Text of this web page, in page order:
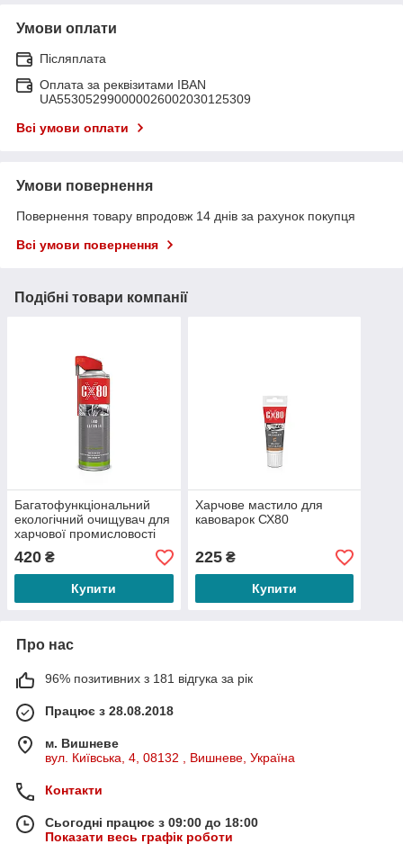
Умови оплати
Післяплата
Оплата за реквізитами IBAN
UA553052990000026002030125309
Всі умови оплати
Умови повернення
Повернення товару впродовж 14 днів за рахунок покупця
Всі умови повернення
Подібні товари компанії
Багатофункціональний
екологічний очищувач для
харчової промисловості
схвалений NSF A8 ECO
CLEANER СХ80
420 ₴
Купити
Харчове мастило для
кавоварок СХ80
225₴
Купити
Про нас
96% позитивних з 181 відгука за рік
Працює з 28.08.2018
м. Вишневе
вул. Київська, 4, 08132 , Вишневе, Україна
Контакти
Сьогодні працює з 09:00 до 18:00
Показати весь графік роботи